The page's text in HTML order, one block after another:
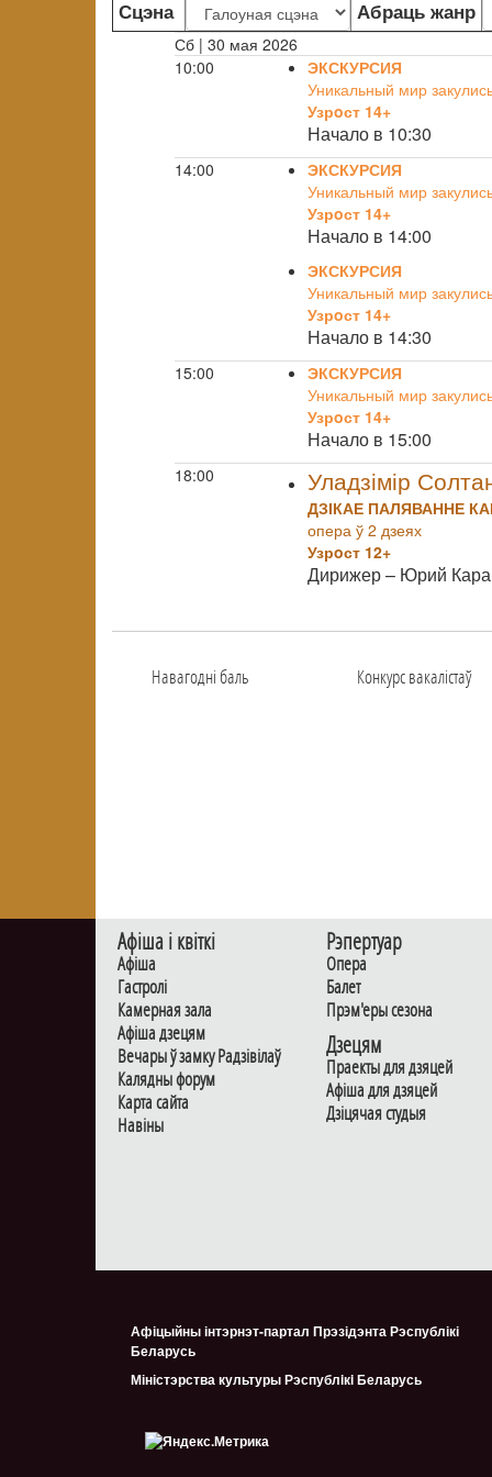
Сцэна Абраць жанр
Сб | 30 мая 2026
10:00
ЭКСКУРСИЯ
Уникальный мир
Узрoст 14+
Начало в 10:30
14:00
ЭКСКУРСИЯ
Уникальный мир
Узрoст 14+
Начало в 14:00
ЭКСКУРСИЯ
Уникальный мир
Узрoст 14+
Начало в 14:30
15:00
ЭКСКУРСИЯ
Уникальный мир
Узрoст 14+
Начало в 15:00
18:00 Уладзімір
ДЗІКАЕ ПАЛЯВАННЕ
опера ў 2 дзеях
Узрoст 12+
Дирижер – Юрий
Навагоднi баль Конкурс вакалiстаў
Афiша i квiткi
Афiша
Гастролi
Камерная зала
Афiша дзецям
Вечары ў замку Радзiвiлаў
Калядны форум
Карта сайта
Навiны
Рэпертуар
Опера
Балет
Прэм'еры сезона
Дзецям
Праекты для дзяцей
Афiша для дзяцей
Дзiцячая студыя
Афіцыйны інтэрнэт-партал Прэзідэнта Рэспублікі
Беларусь
Міністэрства культуры Рэспублiкi Беларусь